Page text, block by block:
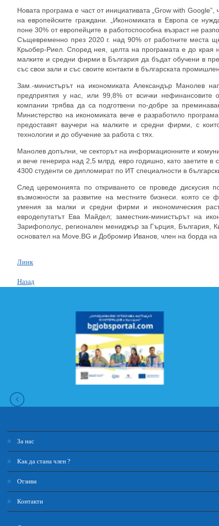
Новата програма е част от инициативата „Grow with
на европейските граждани. „Икономиката в Европа се
поне 30% от европейците в работоспособна възраст не
Същевременно през 2020 г. над 90% от работните места
Крьобер-Риел. Според нея, целта на програмата е до края
малките и средни фирми в България да бъдат обучени в
със свои зали и със своите контакти в българската
Зам.-министърът на икономиката Александър Манолев
предприятия у нас, или 99,8% от всички нефинансовите
компании трябва да са подготвени по-добре за
Министерство на икономиката вече е разработило
предоставят ваучери на малките и средни фирми, с
технологии и до обучение за работа с тях.
Манолев допълни, че секторът на информационните и
и вече генерира над 2,5 млрд. евро годишно, като заетите в
4300 студенти се дипломират по ИТ специалности в
След церемонията по откриването се проведе дискусия
възможности за развитие на местните бизнеси. която се
умения за малки и средни фирми и икономическия
евродепутатът Ева Майдел; заместник-министърът на
Зарифополус, регионален мениджър за Гърция, България,
основател на Move.BG и Добромир Иванов, член на борда на
Линк
Назад
За нас
Как да стана член ?
Отзиви
Контакти